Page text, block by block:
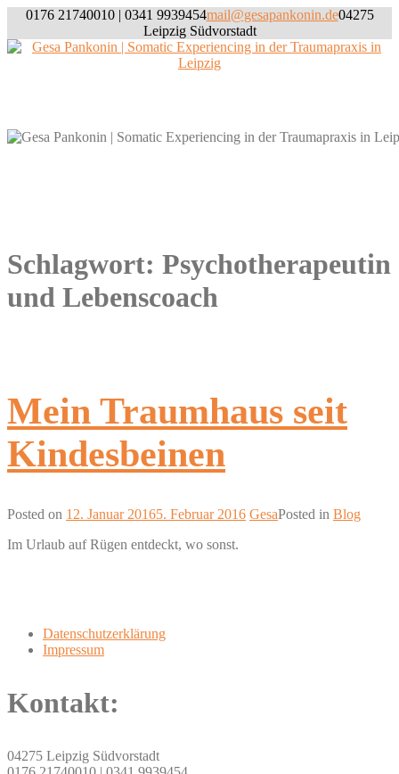
Skip
content
0176 21740010 | 0341 9939454mail@gesapankonin.de04275
Leipzig Südvorstadt
Schlagwort: Psychotherapeutin
und Lebenscoach
Mein Traumhaus seit
Kindesbeinen
Posted on 12. Januar 20165. Februar 2016 GesaPosted in Blog
Im Urlaub auf Rügen entdeckt, wo sonst.
Datenschutzerklärung
Impressum
Kontakt:
04275 Leipzig Südvorstadt